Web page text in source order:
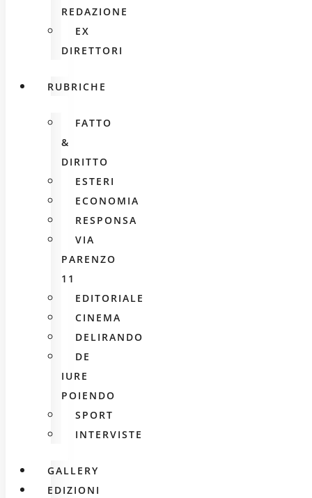
REDAZIONE
EX
DIRETTORI
RUBRICHE
FATTO
&
DIRITTO
ESTERI
ECONOMIA
RESPONSA
VIA
PARENZO
11
EDITORIALE
CINEMA
DELIRANDO
DE
IURE
POIENDO
SPORT
INTERVISTE
GALLERY
EDIZIONI